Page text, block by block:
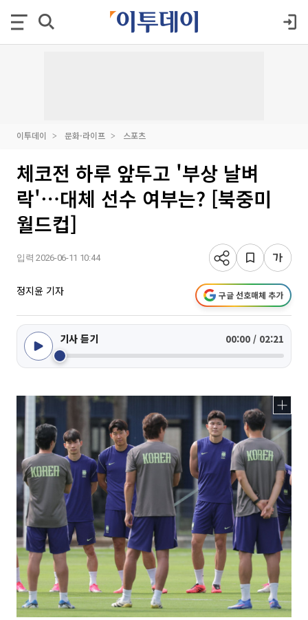
이투데이 문화·라이프 스포츠
체코전 하루 앞두고 '부상 날벼
락'⋯대체 선수 여부는? [북중미
월드컵]
입력 2026-06-11 10:44
정지윤 기자 구글 선호매체 추가
기사 듣기 00:00 / 02:21